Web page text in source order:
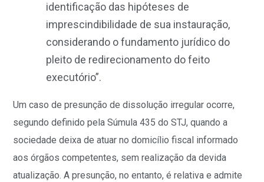
identificação das hipóteses de
imprescindibilidade de sua instauração,
considerando o fundamento jurídico do
pleito de redirecionamento do feito
executório”.
Um caso de presunção de dissolução irregular ocorre,
segundo definido pela Súmula 435 do STJ, quando a
sociedade deixa de atuar no domicílio fiscal informado
aos órgãos competentes, sem realização da devida
atualização. A presunção, no entanto, é relativa e admite